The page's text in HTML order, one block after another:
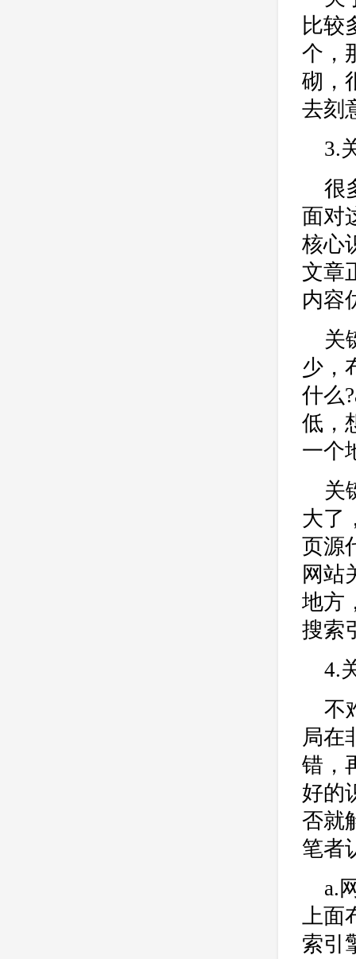
比较
个，
砌，
去刻
3.
很
面对
核心
文章
内容
关
少，
什么
低，
一个
关
大了
页源
网站
地方
搜索
4.
不
局在
错，
好的
否就
笔者
a.
上面
索引